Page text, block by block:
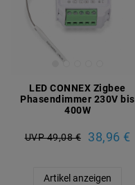
LED CONNEX Zigbee
Phasendimmer 230V bis
400W
UVP 49,08 € 38,96 €
Artikel anzeigen